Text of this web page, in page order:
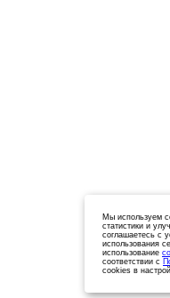
Мы используем
статистики и
соглашаетесь с
использования
использование
соответствии с
cookies в